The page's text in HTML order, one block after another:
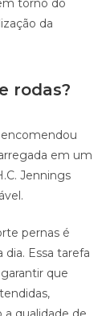
torno do
da
rodas?
em um
Jennings
pernas é
Essa tarefa
que